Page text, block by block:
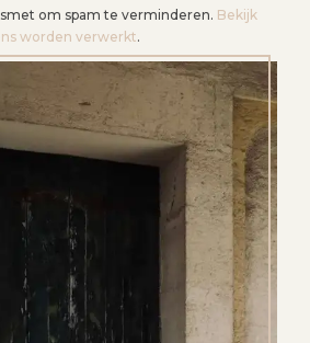
om spam te verminderen. Bekijk
worden verwerkt.